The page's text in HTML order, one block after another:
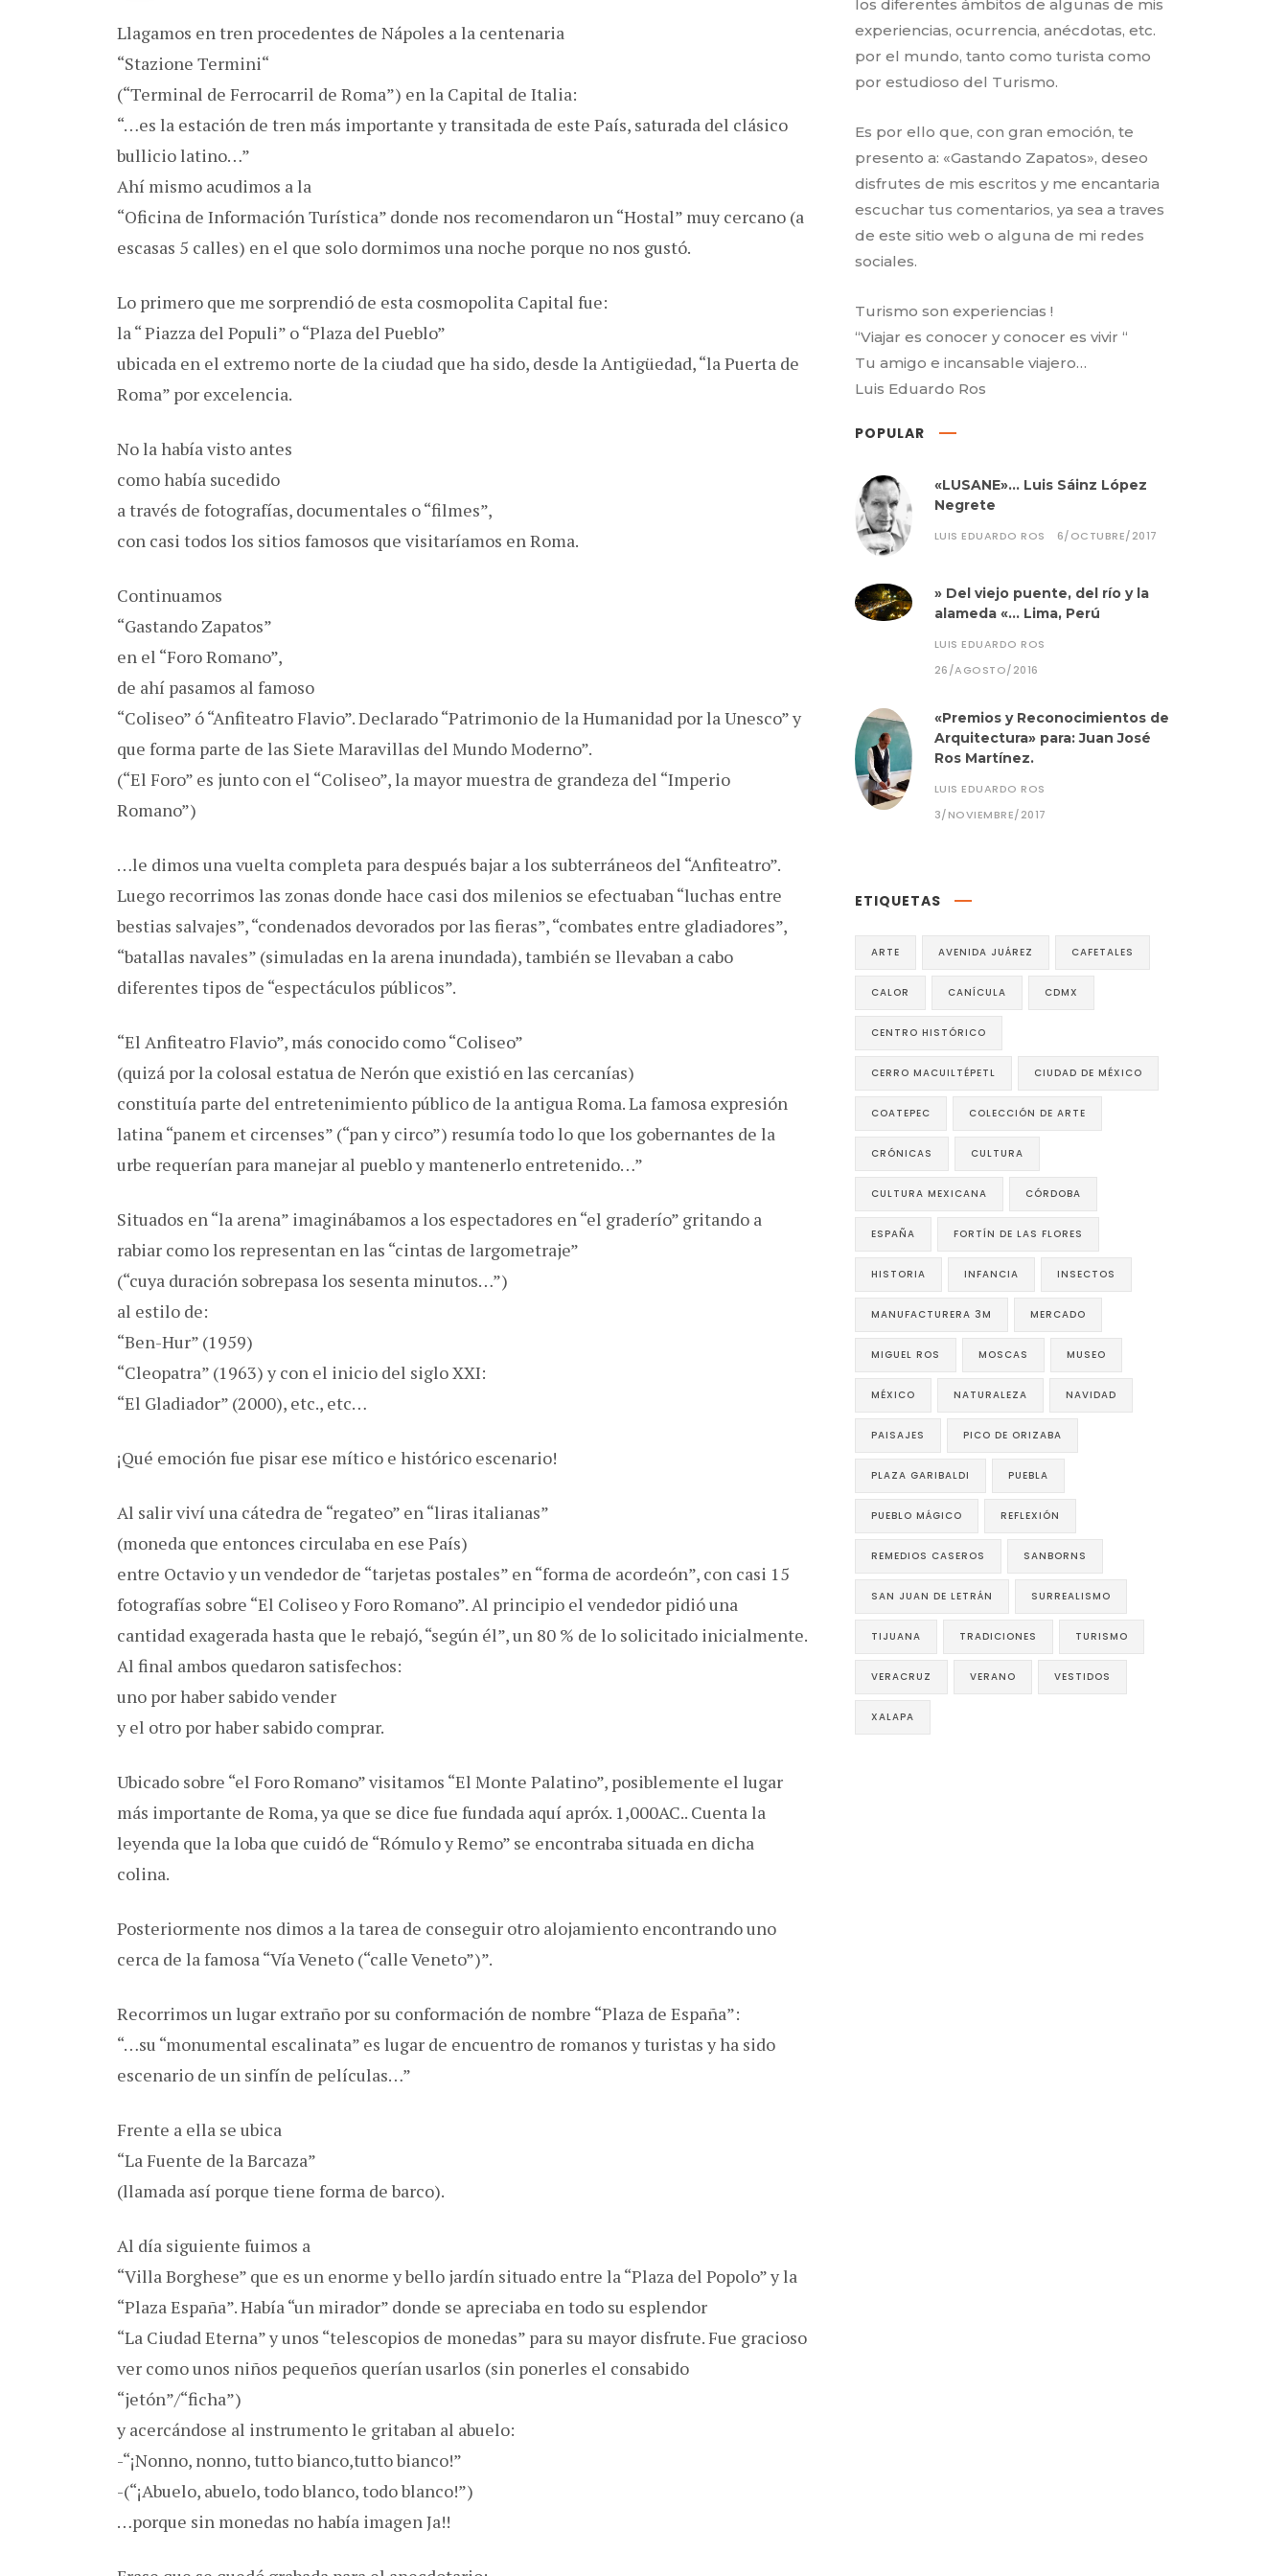
Llagamos en tren procedentes de Nápoles a la centenaria
“Stazione Termini“
(“Terminal de Ferrocarril de Roma”) en la Capital de Italia:
“…es la estación de tren más importante y transitada de este País, saturada del clásico
bullicio latino…”
Ahí mismo acudimos a la
“Oficina de Información Turística” donde nos recomendaron un “Hostal” muy cercano (a
escasas 5 calles) en el que solo dormimos una noche porque no nos gustó.
Lo primero que me sorprendió de esta cosmopolita Capital fue:
la “ Piazza del Populi” o “Plaza del Pueblo”
ubicada en el extremo norte de la ciudad que ha sido, desde la Antigüedad, “la Puerta de
Roma” por excelencia.
No la había visto antes
como había sucedido
a través de fotografías, documentales o “filmes”,
con casi todos los sitios famosos que visitaríamos en Roma.
Continuamos
“Gastando Zapatos”
en el “Foro Romano”,
de ahí pasamos al famoso
“Coliseo” ó “Anfiteatro Flavio”. Declarado “Patrimonio de la Humanidad por la Unesco” y
que forma parte de las Siete Maravillas del Mundo Moderno”.
(“El Foro” es junto con el “Coliseo”, la mayor muestra de grandeza del “Imperio
Romano”)
…le dimos una vuelta completa para después bajar a los subterráneos del “Anfiteatro”.
Luego recorrimos las zonas donde hace casi dos milenios se efectuaban “luchas entre
bestias salvajes”, “condenados devorados por las fieras”, “combates entre gladiadores”,
“batallas navales” (simuladas en la arena inundada), también se llevaban a cabo
diferentes tipos de “espectáculos públicos”.
“El Anfiteatro Flavio”, más conocido como “Coliseo”
(quizá por la colosal estatua de Nerón que existió en las cercanías)
constituía parte del entretenimiento público de la antigua Roma. La famosa expresión
latina “panem et circenses” (“pan y circo”) resumía todo lo que los gobernantes de la
urbe requerían para manejar al pueblo y mantenerlo entretenido…”
Situados en “la arena” imaginábamos a los espectadores en “el graderío” gritando a
rabiar como los representan en las “cintas de largometraje”
(“cuya duración sobrepasa los sesenta minutos…”)
al estilo de:
“Ben-Hur” (1959)
“Cleopatra” (1963) y con el inicio del siglo XXI:
“El Gladiador” (2000), etc., etc…
¡Qué emoción fue pisar ese mítico e histórico escenario!
Al salir viví una cátedra de “regateo” en “liras italianas”
(moneda que entonces circulaba en ese País)
entre Octavio y un vendedor de “tarjetas postales” en “forma de acordeón”, con casi 15
fotografías sobre “El Coliseo y Foro Romano”. Al principio el vendedor pidió una
cantidad exagerada hasta que le rebajó, “según él”, un 80 % de lo solicitado inicialmente.
Al final ambos quedaron satisfechos:
uno por haber sabido vender
y el otro por haber sabido comprar.
Ubicado sobre “el Foro Romano” visitamos “El Monte Palatino”, posiblemente el lugar
más importante de Roma, ya que se dice fue fundada aquí apróx. 1,000AC.. Cuenta la
leyenda que la loba que cuidó de “Rómulo y Remo” se encontraba situada en dicha
colina.
Posteriormente nos dimos a la tarea de conseguir otro alojamiento encontrando uno
cerca de la famosa “Vía Veneto (“calle Veneto”)”.
Recorrimos un lugar extraño por su conformación de nombre “Plaza de España”:
“…su “monumental escalinata” es lugar de encuentro de romanos y turistas y ha sido
escenario de un sinfín de películas…”
Frente a ella se ubica
“La Fuente de la Barcaza”
(llamada así porque tiene forma de barco).
Al día siguiente fuimos a
“Villa Borghese” que es un enorme y bello jardín situado entre la “Plaza del Popolo” y la
“Plaza España”. Había “un mirador” donde se apreciaba en todo su esplendor
“La Ciudad Eterna” y unos “telescopios de monedas” para su mayor disfrute. Fue gracioso
ver como unos niños pequeños querían usarlos (sin ponerles el consabido
“jetón”/“ficha”)
y acercándose al instrumento le gritaban al abuelo:
-“¡Nonno, nonno, tutto bianco,tutto bianco!”
-(“¡Abuelo, abuelo, todo blanco, todo blanco!”)
…porque sin monedas no había imagen Ja!!
los diferentes ámbitos de algunas de mis
experiencias, ocurrencia, anécdotas, etc.
por el mundo, tanto como turista como
por estudioso del Turismo.
Es por ello que, con gran emoción, te
presento a: «Gastando Zapatos», deseo
disfrutes de mis escritos y me encantaria
escuchar tus comentarios, ya sea a traves
de este sitio web o alguna de mi redes
sociales.
Turismo son experiencias !
“Viajar es conocer y conocer es vivir “
Tu amigo e incansable viajero…
Luis Eduardo Ros
POPULAR
«LUSANE»… Luis Sáinz López
Negrete
LUIS EDUARDO ROS 6/OCTUBRE/2017
» Del viejo puente, del río y la
alameda «… Lima, Perú
LUIS EDUARDO ROS
26/AGOSTO/2016
«Premios y Reconocimientos de
Arquitectura» para: Juan José
Ros Martínez.
LUIS EDUARDO ROS
3/NOVIEMBRE/2017
ETIQUETAS
ARTE AVENIDA JUÁREZ CAFETALES
CALOR CANÍCULA CDMX
CENTRO HISTÓRICO
CERRO MACUILTÉPETL CIUDAD DE MÉXICO
COATEPEC COLECCIÓN DE ARTE
CRÓNICAS CULTURA
CULTURA MEXICANA CÓRDOBA
ESPAÑA FORTÍN DE LAS FLORES
HISTORIA INFANCIA INSECTOS
MANUFACTURERA 3M MERCADO
MIGUEL ROS MOSCAS MUSEO
MÉXICO NATURALEZA NAVIDAD
PAISAJES PICO DE ORIZABA
PLAZA GARIBALDI PUEBLA
PUEBLO MÁGICO REFLEXIÓN
REMEDIOS CASEROS SANBORNS
SAN JUAN DE LETRÁN SURREALISMO
TIJUANA TRADICIONES TURISMO
VERACRUZ VERANO VESTIDOS
XALAPA